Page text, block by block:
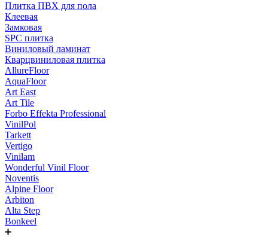
Плитка ПВХ для пола
Клеевая
Замковая
SPC плитка
Виниловый ламинат
Кварцвиниловая плитка
AllureFloor
AquaFloor
Art East
Art Tile
Forbo Effekta Professional
VinilPol
Tarkett
Vertigo
Vinilam
Wonderful Vinil Floor
Noventis
Alpine Floor
Arbiton
Alta Step
Bonkeel